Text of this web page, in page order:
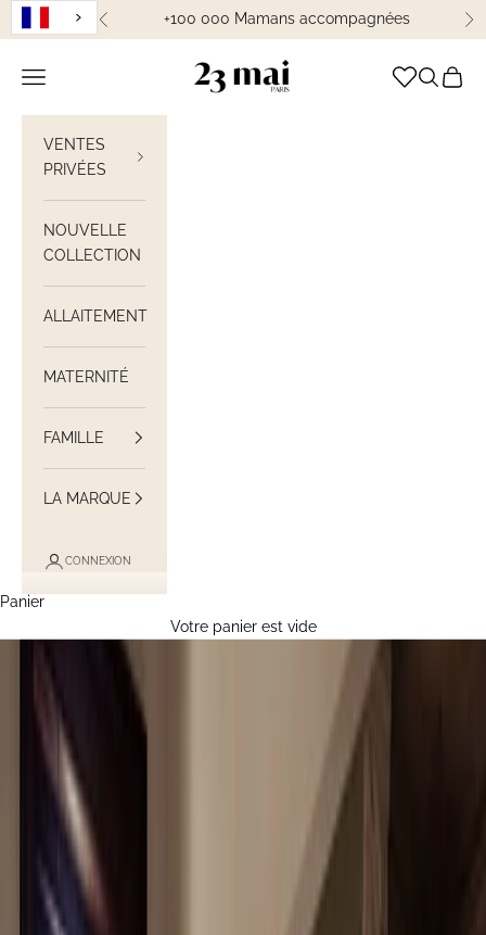
Passer au contenu
Précédent+100 000 Mamans accompagnées
23 Mai Paris
Ouvrir la navigation Ouvrir la
Voir
VENTES
PRIVÉES
NOUVELLE
COLLECTION
ALLAITEMENT
MATERNITÉ
FAMILLE
LA MARQUE
CONNEXION
Panier
Votre panier est vide